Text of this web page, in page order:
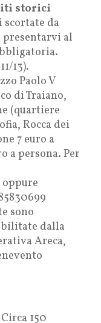
storici
da
al
13).
Paolo V
di Traiano,
(quartiere
Rocca dei
7 euro a
a persona. Per
sono
dalla
Areca,
150